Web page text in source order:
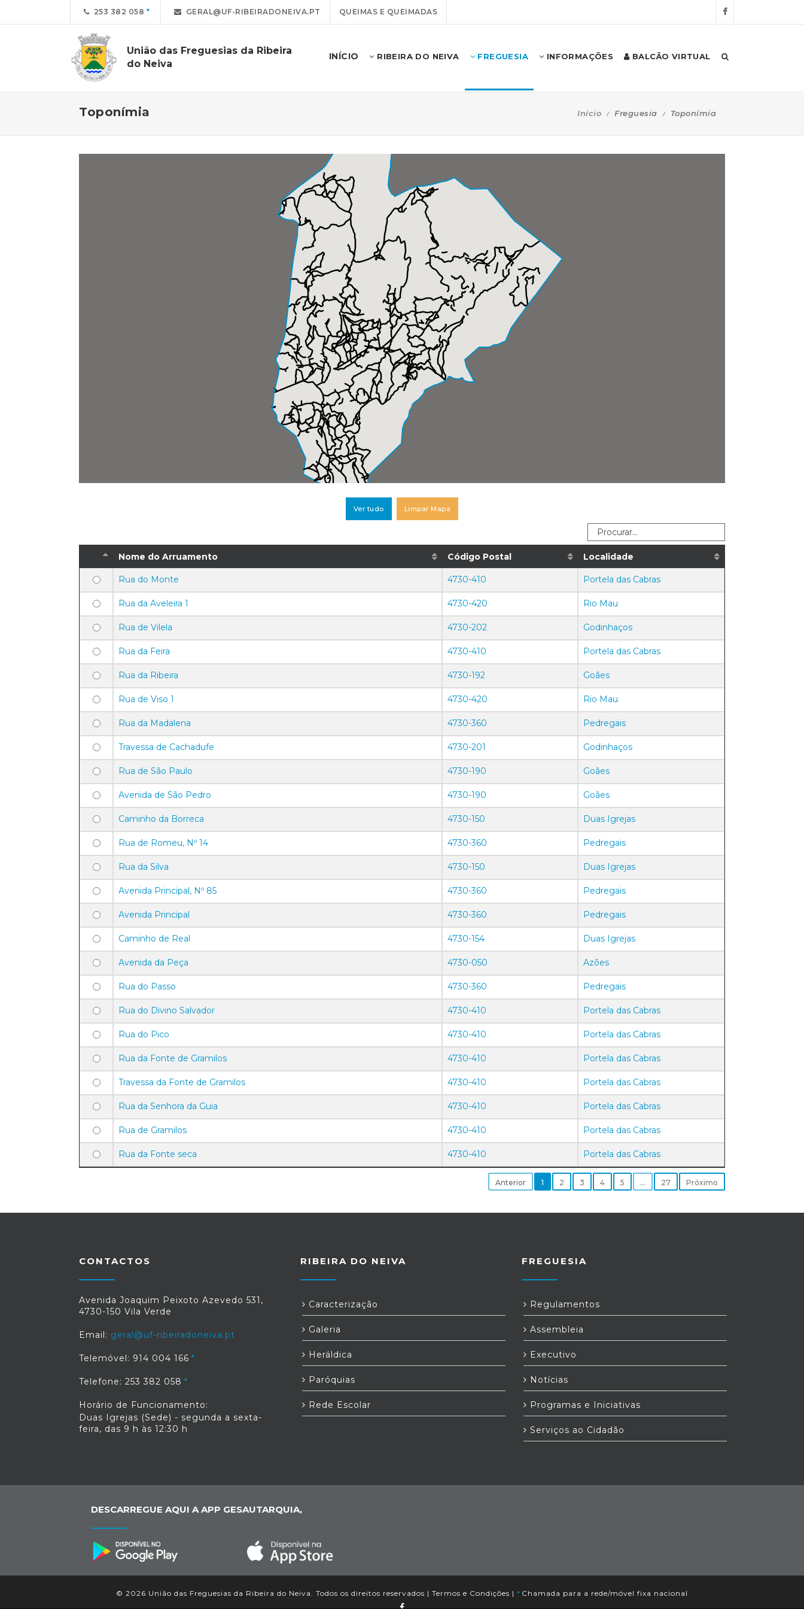
253 382 058 GERAL@UF-RIBEIRADONEIVA.PT QUEIMAS E QUEIMADAS
União das Freguesias da Ribeira
do Neiva
INÍCIO RIBEIRA DO NEIVA FREGUESIA INFORMAÇÕES BALCÃO VIRTUAL
Toponímia Início Freguesia Toponímia
Ver tudo Limpar Mapa
Nome do Arruamento Código Postal Localidade
Rua do Monte 4730-410 Portela das Cabras
Rua da Aveleira 1 4730-420 Rio Mau
Rua de Vilela 4730-202 Godinhaços
Rua da Feira 4730-410 Portela das Cabras
Rua da Ribeira 4730-192 Goães
Rua de Viso 1 4730-420 Rio Mau
Rua da Madalena 4730-360 Pedregais
Travessa de Cachadufe 4730-201 Godinhaços
Rua de São Paulo 4730-190 Goães
Avenida de São Pedro 4730-190 Goães
Caminho da Borreca 4730-150 Duas Igrejas
Rua de Romeu, Nº 14 4730-360 Pedregais
Rua da Silva 4730-150 Duas Igrejas
Avenida Principal, Nº 85 4730-360 Pedregais
Avenida Principal 4730-360 Pedregais
Caminho de Real 4730-154 Duas Igrejas
Avenida da Peça 4730-050 Azões
Rua do Passo 4730-360 Pedregais
Rua do Divino Salvador 4730-410 Portela das Cabras
Rua do Pico 4730-410 Portela das Cabras
Rua da Fonte de Gramilos 4730-410 Portela das Cabras
Travessa da Fonte de Gramilos 4730-410 Portela das Cabras
Rua da Senhora da Guia 4730-410 Portela das Cabras
Rua de Gramilos 4730-410 Portela das Cabras
Rua da Fonte seca 4730-410 Portela das Cabras
Anterior 1 2 3 4 5 … 27 Próximo
CONTACTOS
Avenida Joaquim Peixoto Azevedo 531,
4730-150 Vila Verde
Email: geral@uf-ribeiradoneiva.pt
Telemóvel: 914 004 166
Telefone: 253 382 058
Horário de Funcionamento:
Duas Igrejas (Sede) - segunda a sexta-
feira, das 9 h às 12:30 h
RIBEIRA DO NEIVA
Caracterização
Galeria
Heráldica
Paróquias
Rede Escolar
FREGUESIA
Regulamentos
Assembleia
Executivo
Notícias
Programas e Iniciativas
Serviços ao Cidadão
DESCARREGUE AQUI A APP GESAUTARQUIA,
© 2026 União das Freguesias da Ribeira do Neiva. Todos os direitos reservados | Termos e Condições | * Chamada para a rede/móvel fixa nacional